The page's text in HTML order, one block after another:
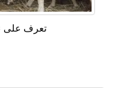
تعرف على